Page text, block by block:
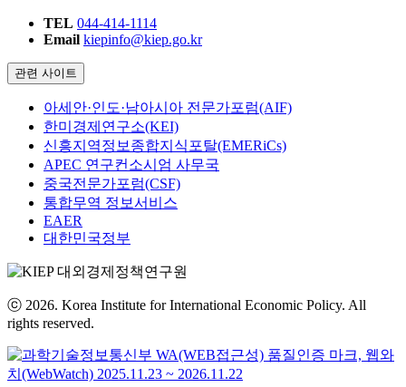
TEL 044-414-1114
Email kiepinfo@kiep.go.kr
관련 사이트
아세안·인도·남아시아 전문가포럼(AIF)
한미경제연구소(KEI)
신흥지역정보종합지식포탈(EMERiCs)
APEC 연구컨소시엄 사무국
중국전문가포럼(CSF)
통합무역 정보서비스
EAER
대한민국정부
ⓒ 2026. Korea Institute for International Economic Policy. All
rights reserved.